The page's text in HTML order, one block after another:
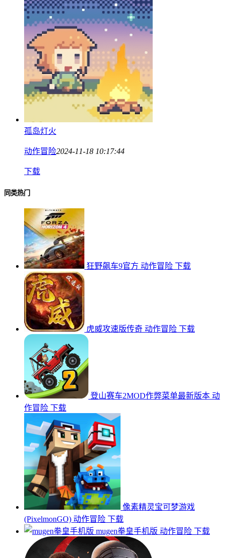
孤岛灯火
动作冒险2024-11-18 10:17:44
下载
同类热门
狂野飙车9官方 动作冒险 下载
虎威攻速版传奇 动作冒险 下载
登山赛车2MOD作弊菜单最新版本 动
作冒险 下载
像素精灵宝可梦游戏
(PixelmonGO) 动作冒险 下载
mugen拳皇手机版 动作冒险 下载